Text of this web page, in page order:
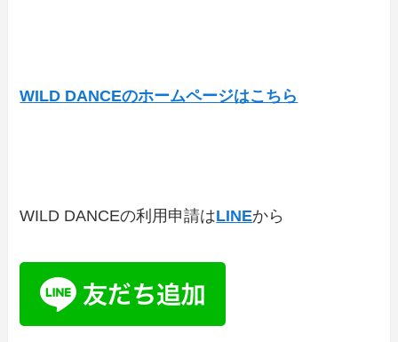
WILD DANCEのホームページはこちら
WILD DANCEの利用申請はLINEから